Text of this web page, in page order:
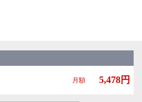
月額 5,478円